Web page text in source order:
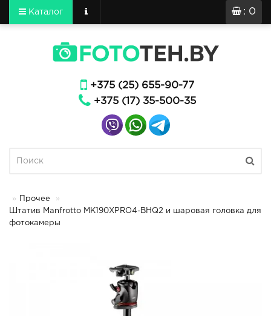
: 0
Каталог
+375 (25) 655-90-77
+375 (17) 35-500-35
Прочее
Штатив Manfrotto MK190XPRO4-BHQ2 и шаровая головка для
фотокамеры